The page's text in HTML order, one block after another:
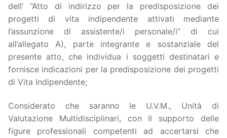
dell’ “Atto di indirizzo per la predisposizione dei
progetti di vita indipendente attivati mediante
l’assunzione di assistente/i personale/i” di cui
all’allegato A), parte integrante e sostanziale del
presente atto, che individua i soggetti destinatari e
fornisce indicazioni per la predisposizione dei progetti
di Vita Indipendente;
Considerato che saranno le U.V.M., Unità di
Valutazione Multidisciplinari, con il supporto delle
figure professionali competenti ad accertarsi che